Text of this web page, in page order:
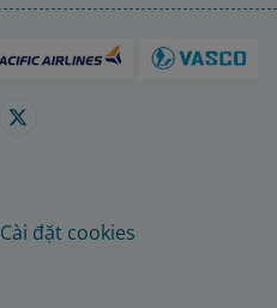
Cài đặt cookies